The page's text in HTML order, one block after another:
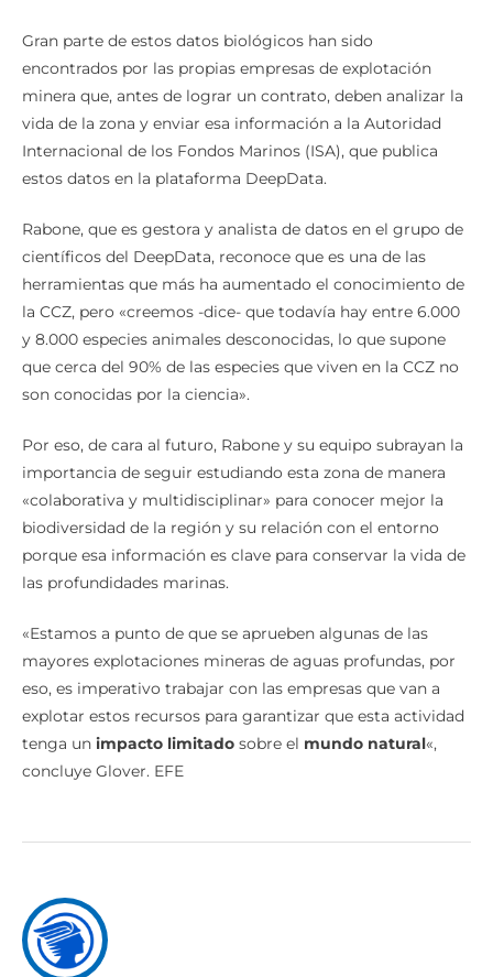
Gran parte de estos datos biológicos han sido
encontrados por las propias empresas de explotación
minera que, antes de lograr un contrato, deben analizar la
vida de la zona y enviar esa información a la Autoridad
Internacional de los Fondos Marinos (ISA), que publica
estos datos en la plataforma DeepData.
Rabone, que es gestora y analista de datos en el grupo de
científicos del DeepData, reconoce que es una de las
herramientas que más ha aumentado el conocimiento de
la CCZ, pero «creemos -dice- que todavía hay entre 6.000
y 8.000 especies animales desconocidas, lo que supone
que cerca del 90% de las especies que viven en la CCZ no
son conocidas por la ciencia».
Por eso, de cara al futuro, Rabone y su equipo subrayan la
importancia de seguir estudiando esta zona de manera
«colaborativa y multidisciplinar» para conocer mejor la
biodiversidad de la región y su relación con el entorno
porque esa información es clave para conservar la vida de
las profundidades marinas.
«Estamos a punto de que se aprueben algunas de las
mayores explotaciones mineras de aguas profundas, por
eso, es imperativo trabajar con las empresas que van a
explotar estos recursos para garantizar que esta actividad
tenga un impacto limitado sobre el mundo natural«,
concluye Glover. EFE